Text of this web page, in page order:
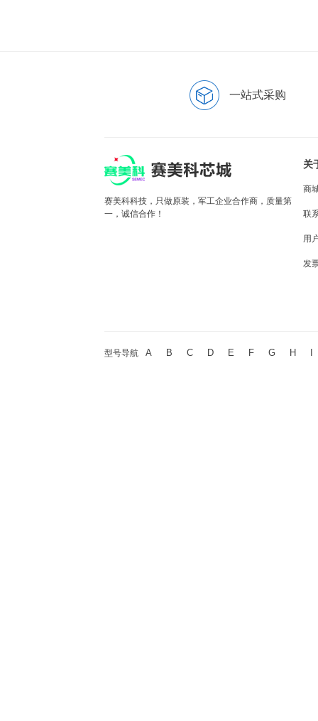
一站式采购
赛美科科技，只做原装，军工企业合作商，质量第
一，诚信合作！
关
商
联
用
发
型号导航 A B C D E F G H